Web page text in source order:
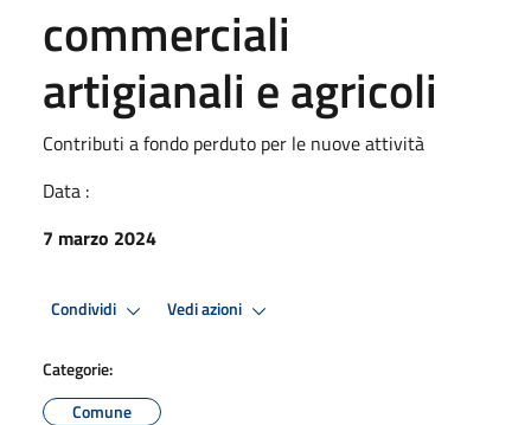
commerciali
artigianali e agricoli
Contributi a fondo perduto per le nuove attività
Data :
7 marzo 2024
Condividi Vedi azioni
Categorie:
Comune